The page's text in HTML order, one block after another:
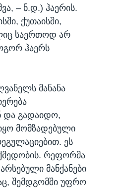
– ნ.დ.) ჰაერის.
ქუთაისში,
საერთოდ არ
ჰაერს
მანანა
და გადაიდო,
მომზადებული
ეს
რეფორმა
მანქანები
შემდგომში უფრო